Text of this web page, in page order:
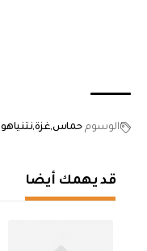
الوسوم حماسغزةنتنياهو
قد يهمك أيضا